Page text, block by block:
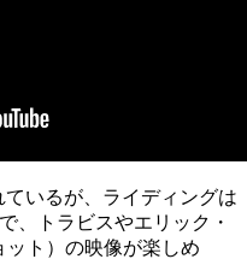
いるが、ライディングは
、トラビスやエリック・
ット）の映像が楽しめ